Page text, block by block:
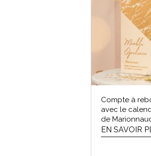
Compte à
avec le
de
EN SAVOIR